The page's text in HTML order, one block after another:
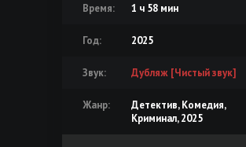
Время: 1 ч 58 мин
Год: 2025
Звук: Дубляж [Чистый звук]
Жанр:
Детектив, Комедия,
Криминал, 2025